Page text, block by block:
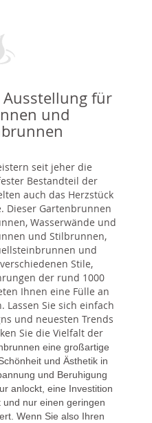
für
und
seit jeher die
Bestandteil der
auch das Herzstück
Dieser Gartenbrunnen
Wasserwände und
und Stilbrunnen,
und
Stile,
der rund 1000
Ihnen eine Fülle an
Lassen Sie sich einfach
und neuesten Trends
Sie die Vielfalt der
eine großartige
und Ästhetik in
und Beruhigung
anlockt, eine Investition
nur einen geringen
Wenn Sie also Ihren